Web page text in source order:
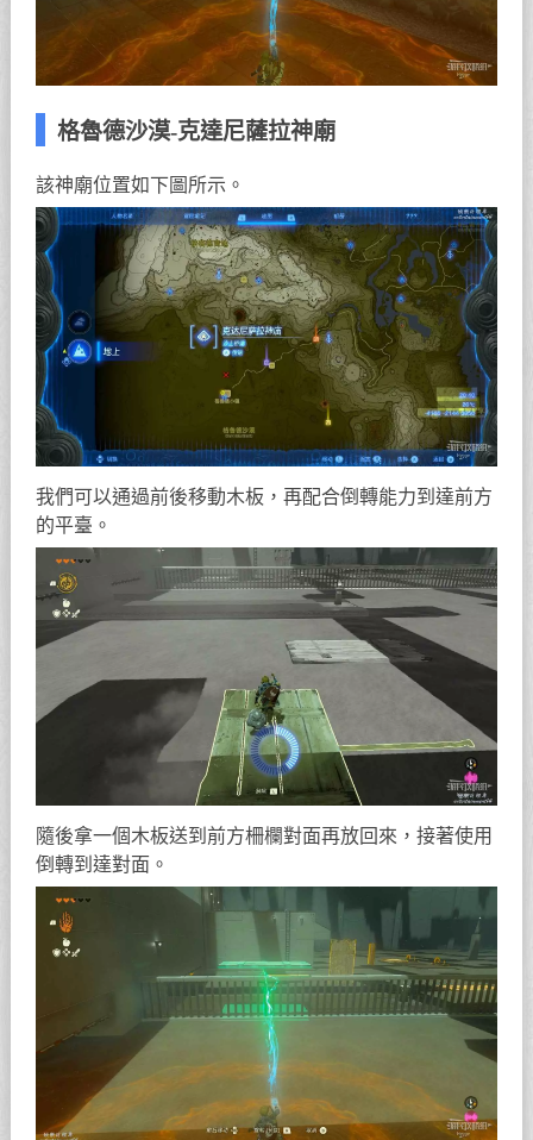
格魯德沙漠-克達尼薩拉神廟
該神廟位置如下圖所示。
我們可以通過前後移動木板，再配合倒轉能力到達前方
的平臺。
隨後拿一個木板送到前方柵欄對面再放回來，接著使用
倒轉到達對面。